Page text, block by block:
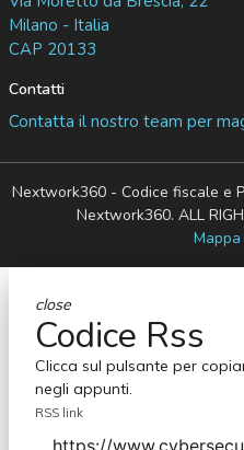
Milano - Italia
CAP 20133
Contatti
Contatta il nostro team per
Nextwork360 - Codice fiscale e
Nextwork360. ALL
close
Codice Rss
Clicca sul pulsante per
negli appunti.
RSS link